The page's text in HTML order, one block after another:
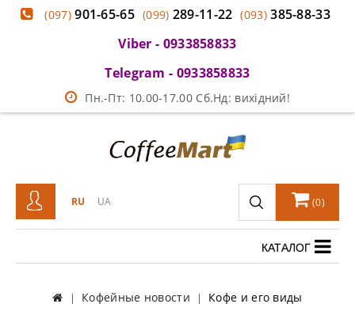
(097)901-65-65 (099) 289-11-22 (093)385-88-33
Viber - 0933858833
Telegram - 0933858833
Пн.-Пт: 10.00-17.00 Сб.Нд: вихідний!
RU UA (0)
КАТАЛОГ
Кофейные новости Кофе и его виды